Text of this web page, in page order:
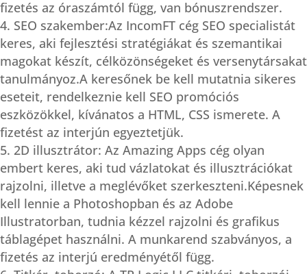
fizetés az óraszámtól függ, van bónuszrendszer.
SEO szakember:Az IncomFT cég SEO specialistát
keres, aki fejlesztési stratégiákat és szemantikai
magokat készít, célközönségeket és versenytársakat
tanulmányoz.A keresőnek be kell mutatnia sikeres
eseteit, rendelkeznie kell SEO promóciós
eszközökkel, kívánatos a HTML, CSS ismerete. A
fizetést az interjún egyeztetjük.
2D illusztrátor: Az Amazing Apps cég olyan
embert keres, aki tud vázlatokat és illusztrációkat
rajzolni, illetve a meglévőket szerkeszteni.Képesnek
kell lennie a Photoshopban és az Adobe
Illustratorban, tudnia kézzel rajzolni és grafikus
táblagépet használni. A munkarend szabványos, a
fizetés az interjú eredményétől függ.